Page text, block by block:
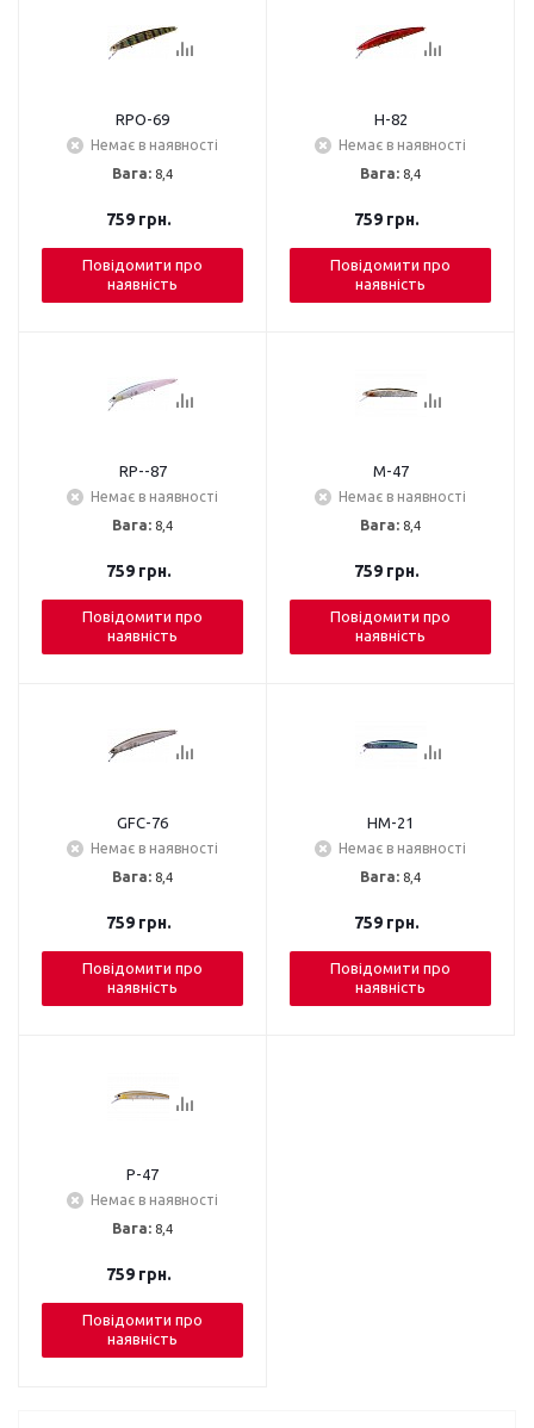
RPO-69
Немає в наявності
Вага: 8,4
759грн.
Повідомити про
наявність
H-82
Немає в наявності
Вага: 8,4
759грн.
Повідомити про
наявність
RP--87
Немає в наявності
Вага: 8,4
759грн.
Повідомити про
наявність
M-47
Немає в наявності
Вага: 8,4
759грн.
Повідомити про
наявність
GFC-76
Немає в наявності
Вага: 8,4
759грн.
Повідомити про
наявність
HM-21
Немає в наявності
Вага: 8,4
759грн.
Повідомити про
наявність
P-47
Немає в наявності
Вага: 8,4
759грн.
Повідомити про
наявність